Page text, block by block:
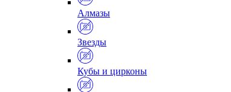
Алмазы
Звезды
Кубы и цирконы